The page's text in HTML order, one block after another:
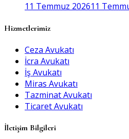
11 Temmuz 202611
Hizmetlerimiz
Ceza Avukatı
İcra Avukatı
İş Avukatı
Miras Avukatı
Tazminat Avukatı
Ticaret Avukatı
İletişim Bilgileri